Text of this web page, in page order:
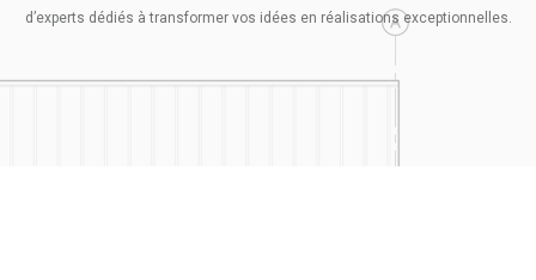
d’experts dédiés à transformer vos idées en réalisations exceptionnelles.